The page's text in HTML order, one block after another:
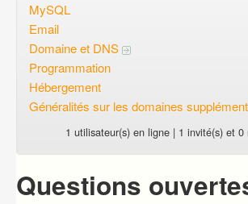
Connexion
MySQL
Email
Domaine et DNS
Programmation
Hébergement
Généralités sur les domaines
1 utilisateur(s) en ligne | 1 invité(s) et 0
Questions